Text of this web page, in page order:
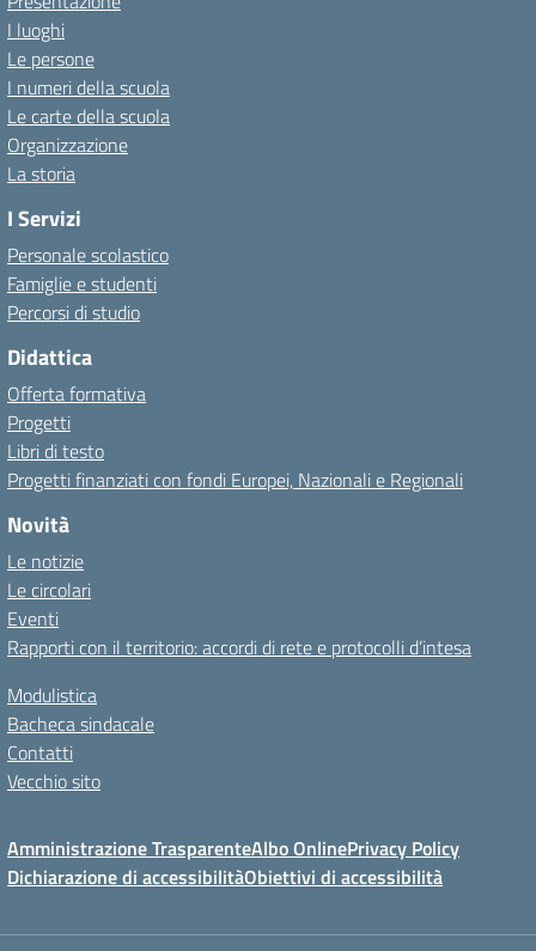
I luoghi
Le persone
I numeri della scuola
Le carte della scuola
Organizzazione
La storia
I Servizi
Personale scolastico
Famiglie e studenti
Percorsi di studio
Didattica
Offerta formativa
Progetti
Libri di testo
Progetti finanziati con fondi Europei, Nazionali e Regionali
Novità
Le notizie
Le circolari
Eventi
Rapporti con il territorio: accordi di rete e protocolli d’intesa
Modulistica
Bacheca sindacale
Contatti
Vecchio sito
Amministrazione TrasparenteAlbo OnlinePrivacy Policy
Dichiarazione di accessibilitàObiettivi di accessibilità